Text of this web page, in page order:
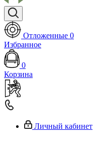
Отложенные 0
Избранное
0
Корзина
Личный кабинет